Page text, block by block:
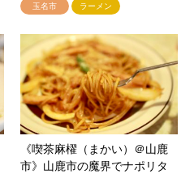
玉名市 ラーメン
《喫茶麻櫂（まかい）＠山鹿
市》山鹿市の魔界でナポリタ